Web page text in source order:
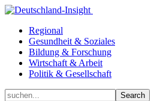
Regional
Gesundheit & Soziales
Bildung & Forschung
Wirtschaft & Arbeit
Politik & Gesellschaft